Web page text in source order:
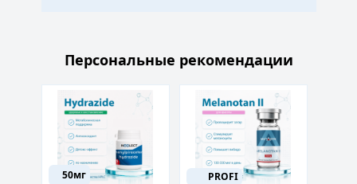
Персональные рекомендации
50мг PROFI